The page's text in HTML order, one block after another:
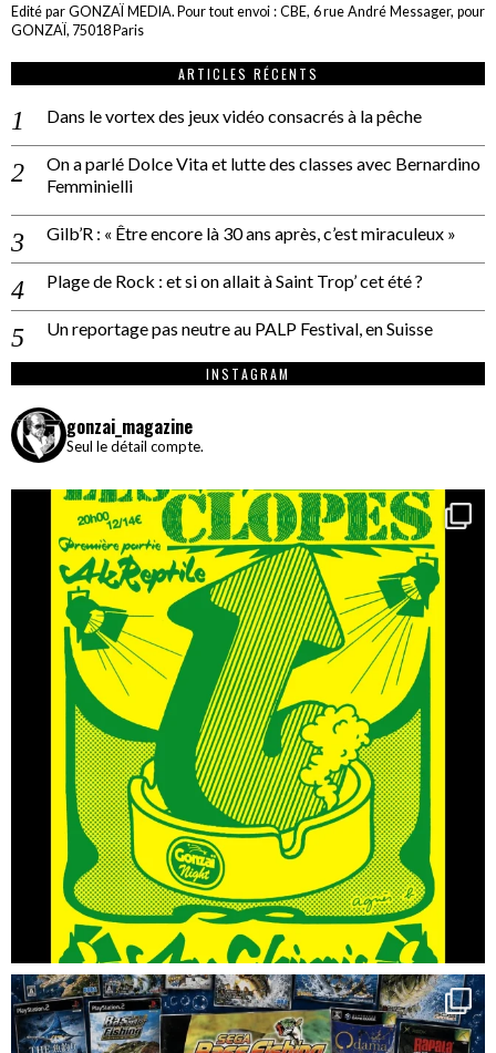
Edité par GONZAÏ MEDIA. Pour tout envoi : CBE, 6 rue André Messager, pour
GONZAÏ, 75018 Paris
ARTICLES RÉCENTS
Dans le vortex des jeux vidéo consacrés à la pêche
On a parlé Dolce Vita et lutte des classes avec Bernardino
Femminielli
Gilb’R : « Être encore là 30 ans après, c’est miraculeux »
Plage de Rock : et si on allait à Saint Trop’ cet été ?
Un reportage pas neutre au PALP Festival, en Suisse
INSTAGRAM
gonzai_magazine
Seul le détail compte.